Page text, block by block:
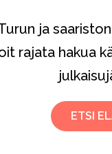
ja
rajata hakua
ETSI